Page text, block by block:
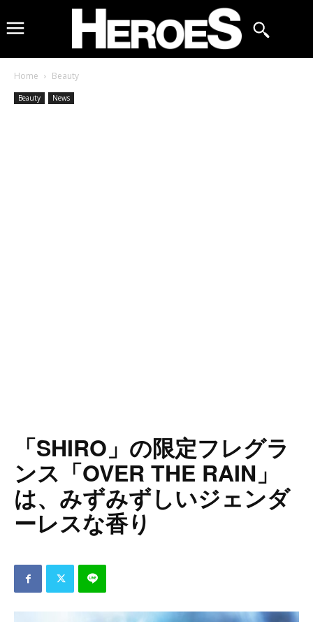
Home Beauty
Beauty News
「SHIRO」の限定フレグラ
ンス「OVER THE RAIN」
は、みずみずしいジェンダ
ーレスな香り